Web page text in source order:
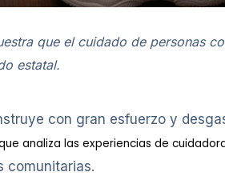
que el cuidado de personas
estatal.
con gran esfuerzo y
analiza las experiencias de
comunitarias.